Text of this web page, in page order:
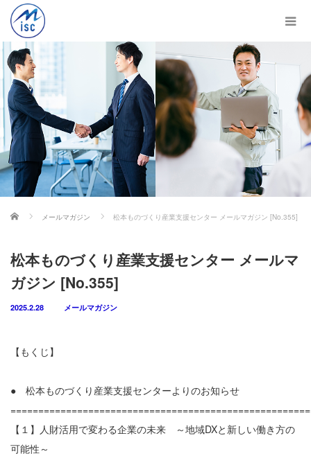
ホーム メールマガジン 松本ものづくり産業支援センター メールマガジン [No.355]
松本ものづくり産業支援センター メールマ
ガジン [No.355]
2025.2.28 メールマガジン
【もくじ】
● 松本ものづくり産業支援センターよりのお知らせ
【１】人財活用で変わる企業の未来 ～地域DXと新しい働き方の
可能性～